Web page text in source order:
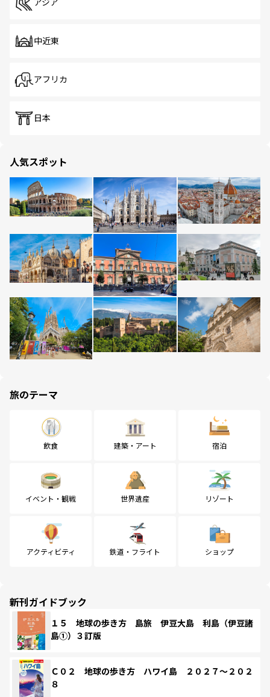
アジア
中近東
アフリカ
日本
人気スポット
旅のテーマ
飲食 建築・アート 宿泊
イベント・観戦 世界遺産 リゾート
アクティビティ 鉄道・フライト ショップ
新刊ガイドブック
１５ 地球の歩き方 島旅 伊豆大島 利島（伊豆諸
島①）３訂版
Ｃ０２ 地球の歩き方 ハワイ島 ２０２７～２０２
８